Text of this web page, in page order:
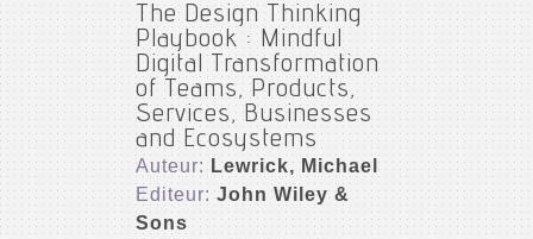
The Design Thinking
Playbook : Mindful
Digital Transformation
of Teams, Products,
Services, Businesses
and Ecosystems
Auteur: Lewrick, Michael
Editeur:John Wiley &
Sons